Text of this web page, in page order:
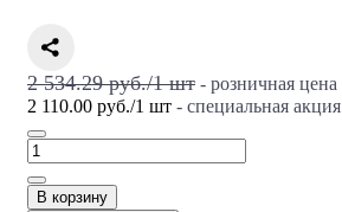
2 534.29 руб./1шт - розничная цена
2 110.00 руб./1 шт - специальная акция
В корзину